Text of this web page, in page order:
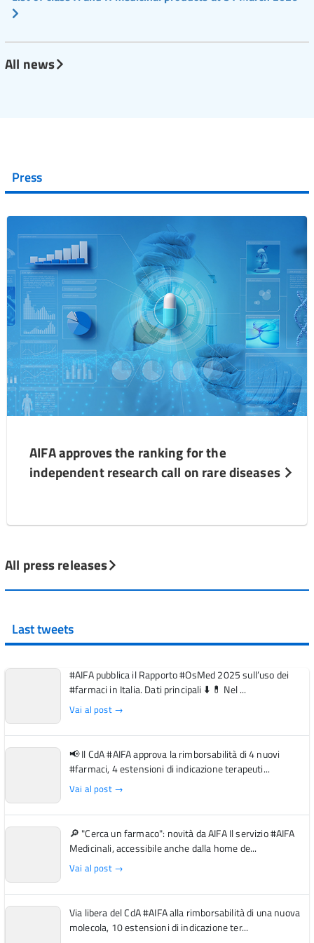
All news
Press
AIFA approves the ranking for the
independent research call on rare diseases
All press releases
Last tweets
#AIFA pubblica il Rapporto #OsMed 2025 sull’uso dei
#farmaci in Italia. Dati principali ⬇️ 💊 Nel ...
Vai al post →
📢 Il CdA #AIFA approva la rimborsabilità di 4 nuovi
#farmaci, 4 estensioni di indicazione terapeuti...
Vai al post →
🔎 "Cerca un farmaco": novità da AIFA Il servizio #AIFA
Medicinali, accessibile anche dalla home de...
Vai al post →
Via libera del CdA #AIFA alla rimborsabilità di una nuova
molecola, 10 estensioni di indicazione ter...